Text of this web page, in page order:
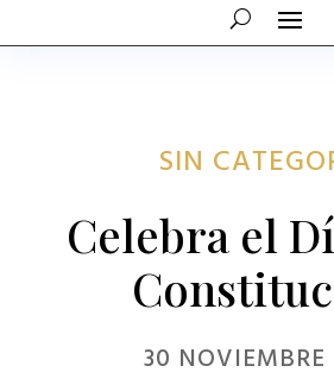
SIN
Celebra el
30 NOVIEMBRE